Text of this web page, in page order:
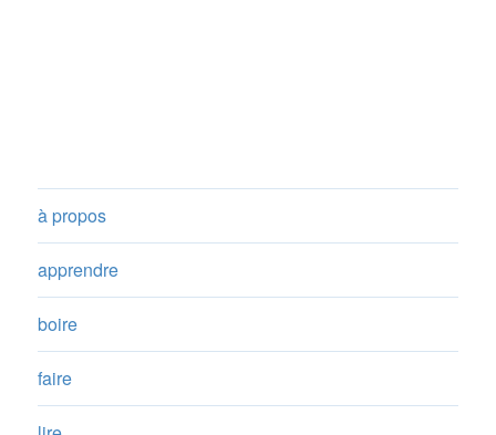
à propos
apprendre
boire
faire